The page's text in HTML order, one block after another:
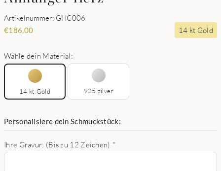
Artikelnummer: GHC006
€186,00 14 kt Gold
Wähle dein Material:
14 kt Gold 925 zilver
Personalisiere dein Schmuckstück:
Ihre Gravur: (Bis zu 12 Zeichen) *